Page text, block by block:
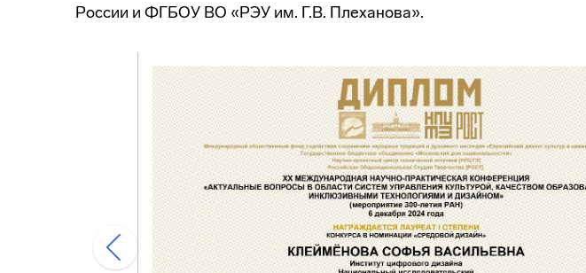
России и ФГБОУ ВО «РЭУ им. Г.В. Плеханова».